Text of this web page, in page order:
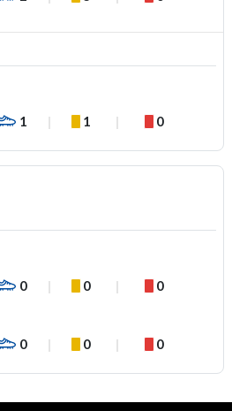
1 1 0
0 0 0
0 0 0